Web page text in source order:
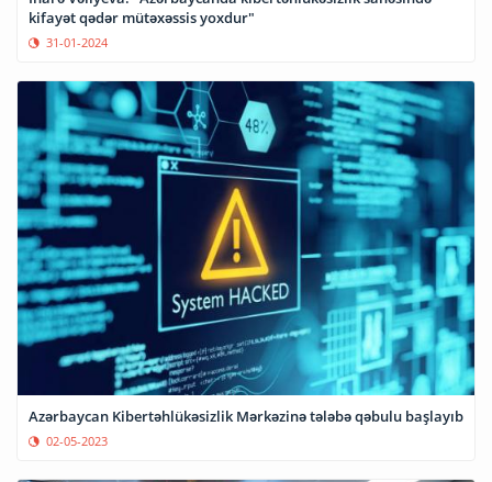
kifayət qədər mütəxəssis yoxdur"
31-01-2024
Azərbaycan Kibertəhlükəsizlik Mərkəzinə tələbə qəbulu başlayıb
02-05-2023